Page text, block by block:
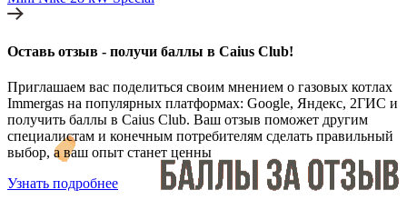
Оставь отзыв - получи баллы в Caius Club!
Приглашаем вас поделиться своим мнением о газовых котлах
Immergas на популярных платформах: Google, Яндекс, 2ГИС и
получить баллы в Caius Club. Ваш отзыв поможет другим
специалистам и конечным потребителям сделать правильный
выбор, а ваш опыт станет ценны
Узнать подробнее